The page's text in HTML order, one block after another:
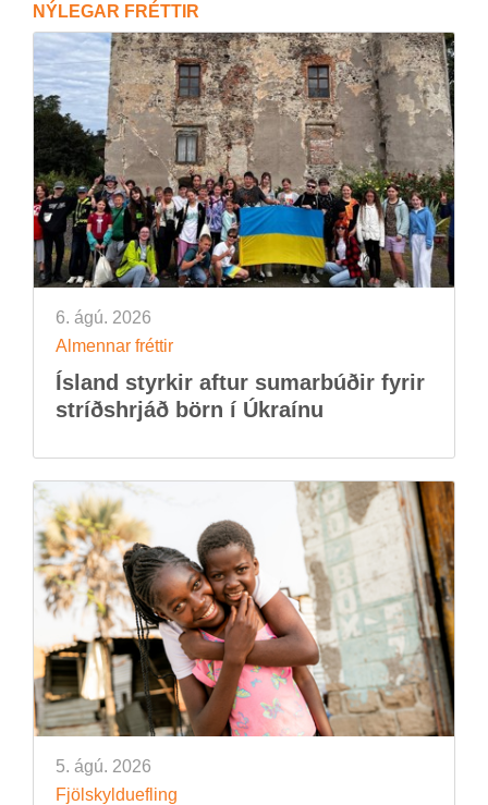
NÝ­LEG­AR FRÉTT­IR
6. ágú. 2026
Al­menn­ar frétt­ir
Ís­land styrk­ir aft­ur sum­ar­búð­ir fyr­ir
stríðs­hrjáð börn í Úkraínu
5. ágú. 2026
Fjöl­skyldu­efl­ing